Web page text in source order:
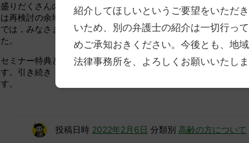
盛りだくさんの内容をお話しいたしまして，時間との兼ね合い
は再検討の余地はあるかと思いますが，セミナー後に数名の方
では，みなさましっかりお聞きいただいていたようで，大変あ
た。
セミナー特典として，遺言・相続サポートネットや，無料法律相
す。引き続き，１つでも幸せな相続が実現できるよう，精進して
す。
投稿日時 2022年2月6日 分類別 高齢の方について
紹介してほしいというご要望をいただ
いため、別の弁護士の紹介は一切行っ
めご承知おきください。今後とも、地
法律事務所を、よろしくお願いいたしま